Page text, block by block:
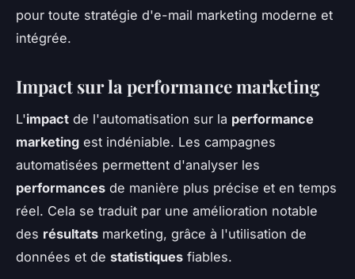
pour toute stratégie d'e-mail marketing moderne et
intégrée.
Impact sur la performance marketing
L'impact de l'automatisation sur la performance
marketing est indéniable. Les campagnes
automatisées permettent d'analyser les
performances de manière plus précise et en temps
réel. Cela se traduit par une amélioration notable
des résultats marketing, grâce à l'utilisation de
données et de statistiques fiables.